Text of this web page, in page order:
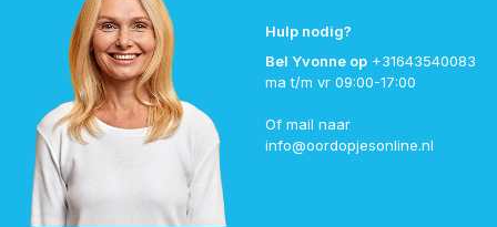
Hulp nodig?
Bel Yvonne op +31643540083
ma t/m vr 09:00-17:00
Of mail naar
info@oordopjesonline.nl